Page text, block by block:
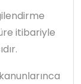
itibariyle